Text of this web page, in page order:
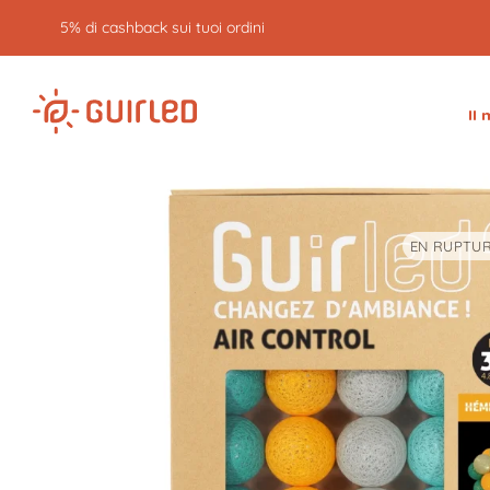
5% di cashback sui tuoi ordini
Il
EN